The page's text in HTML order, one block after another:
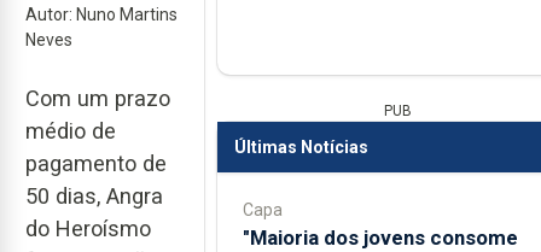
Autor: Nuno Martins
Neves
Com um prazo
médio de
pagamento de
50 dias, Angra
do Heroísmo
PUB
Últimas Notícias
Capa
"Maioria dos jovens consome